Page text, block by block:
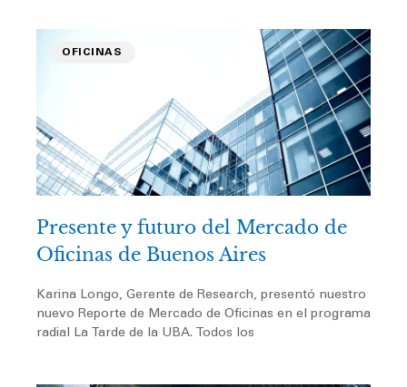
OFICINAS
Presente y futuro del Mercado de
Oficinas de Buenos Aires
Karina Longo, Gerente de Research, presentó nuestro
nuevo Reporte de Mercado de Oficinas en el programa
radial La Tarde de la UBA. Todos los